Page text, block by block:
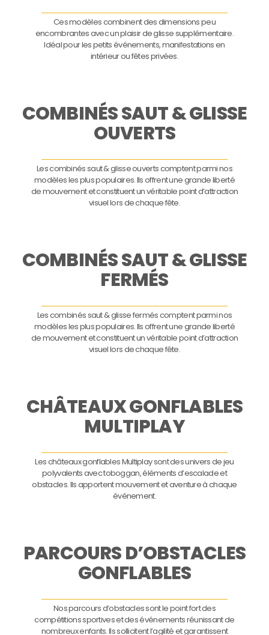
Ces modèles combinent des dimensions peu
encombrantes avec un plaisir de glisse supplémentaire.
Idéal pour les petits événements, manifestations en
intérieur ou fêtes privées.
COMBINÉS SAUT & GLISSE
OUVERTS
Les combinés saut & glisse ouverts comptent parmi nos
modèles les plus populaires. Ils offrent une grande liberté
de mouvement et constituent un véritable point d’attraction
visuel lors de chaque fête.
COMBINÉS SAUT & GLISSE
FERMÉS
Les combinés saut & glisse fermés comptent parmi nos
modèles les plus populaires. Ils offrent une grande liberté
de mouvement et constituent un véritable point d’attraction
visuel lors de chaque fête.
CHÂTEAUX GONFLABLES
MULTIPLAY
Les châteaux gonflables Multiplay sont des univers de jeu
polyvalents avec toboggan, éléments d’escalade et
obstacles. Ils apportent mouvement et aventure à chaque
événement.
PARCOURS D’OBSTACLES
GONFLABLES
Nos parcours d’obstacles sont le point fort des
compétitions sportives et des événements réunissant de
nombreux enfants. Ils sollicitent l’agilité et garantissent